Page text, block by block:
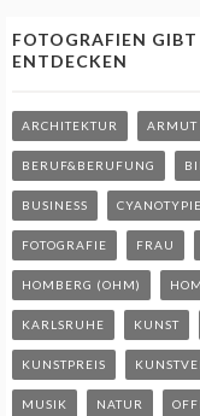
FOTOGRAFIEN
ENTDECKEN
ARCHITEKTUR ARMUT
BERUF&BERUFUNG
BUSINESS CYANOTYPIE
FOTOGRAFIE FRAU
HOMBERG (OHM)
KARLSRUHE KUNST
KUNSTPREIS
MUSIK NATUR